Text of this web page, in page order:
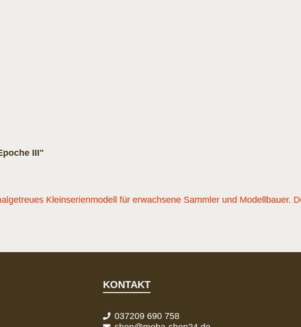
III"
Kleinserienmodell für erwachsene Sammler und Modellbauer.
KONTAKT
037209 690 758